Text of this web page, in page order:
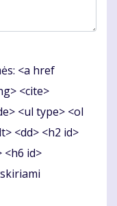
<a href
<cite>
<ul type> <ol
<dd> <h2 id>
<h6 id>